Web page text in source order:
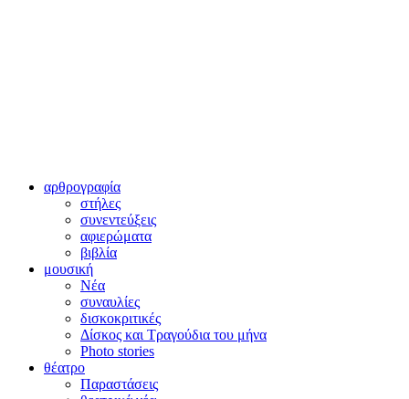
αρθρογραφία
στήλες
συνεντεύξεις
αφιερώματα
βιβλία
μουσική
Νέα
συναυλίες
δισκοκριτικές
Δίσκος και Τραγούδια του μήνα
Photo stories
θέατρο
Παραστάσεις